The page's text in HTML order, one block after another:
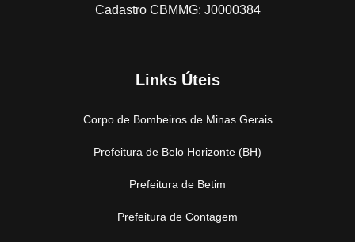
Cadastro CBMMG: J0000384
Links Úteis
Corpo de Bombeiros de Minas Gerais
Prefeitura de Belo Horizonte (BH)
Prefeitura de Betim
Prefeitura de Contagem